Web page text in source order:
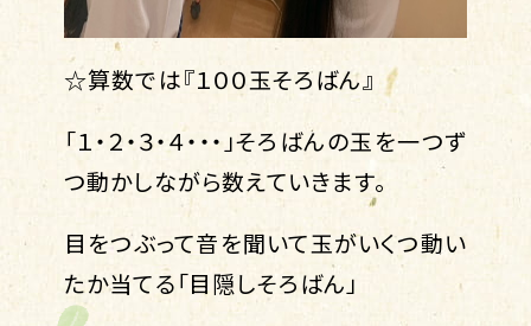
☆算数では『１００玉そろばん』
「１・２・３・４・・・」そろばんの玉を一つず
つ動かしながら数えていきます。
目をつぶって音を聞いて玉がいくつ動い
たか当てる「目隠しそろばん」